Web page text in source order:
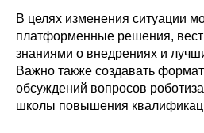
В целях изменения ситуации
платформенные решения,
знаниями о внедрениях и
Важно также создавать
обсуждений вопросов
школы повышения